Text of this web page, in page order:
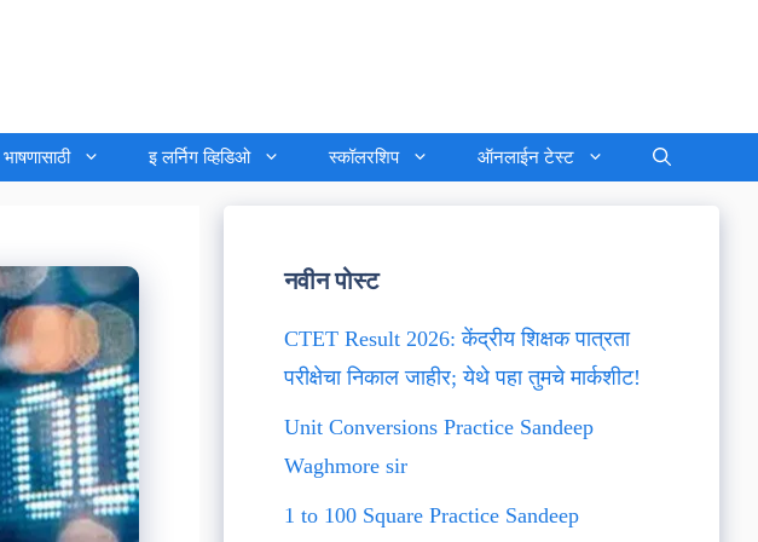
भाषणासाठी इ लर्निग व्हिडिओ स्कॉलरशिप ऑनलाईन टेस्ट
नवीन पोस्ट
CTET Result 2026: केंद्रीय शिक्षक पात्रता
परीक्षेचा निकाल जाहीर; येथे पहा तुमचे मार्कशीट!
Unit Conversions Practice Sandeep
Waghmore sir
1 to 100 Square Practice Sandeep